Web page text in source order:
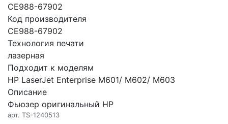
CE988-67902
Код производителя
CE988-67902
Технология печати
лазерная
Подходит к моделям
HP LaserJet Enterprise M601/ M602/ M603
Описание
Фьюзер оригинальный HP
арт. TS-1240513